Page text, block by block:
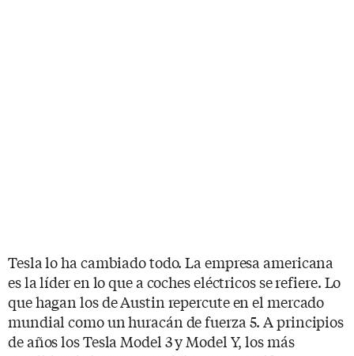
Tesla lo ha cambiado todo. La empresa americana
es la líder en lo que a coches eléctricos se refiere. Lo
que hagan los de Austin repercute en el mercado
mundial como un huracán de fuerza 5. A principios
de años los Tesla Model 3 y Model Y, los más